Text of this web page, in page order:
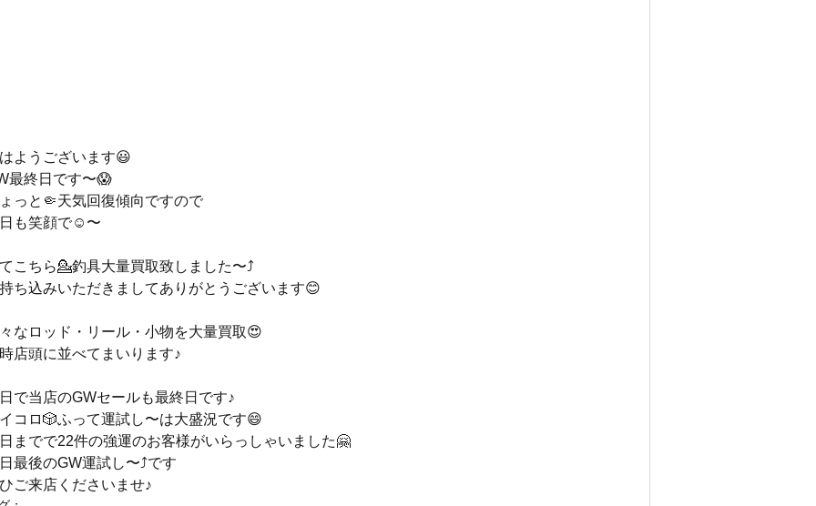
ようございます😃
最終日です〜😱
っと🤏天気回復傾向ですので
も笑顔で☺️〜
こちら💁釣具大量買取致しました〜⤴️
ち込みいただきましてありがとうございます😊
なロッド・リール・小物を大量買取😍
店頭に並べてまいります♪
で当店のGWセールも最終日です♪
コロ🎲ふって運試し〜は大盛況です😄
までで22件の強運のお客様がいらっしゃいました🤗
最後のGW運試し〜⤴️です
ご来店くださいませ♪